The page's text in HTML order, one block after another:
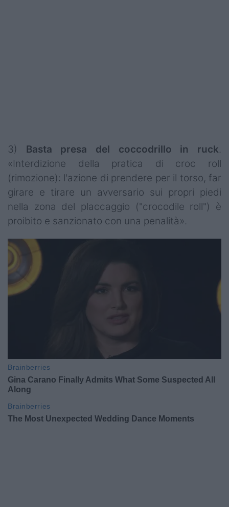
3) Basta presa del coccodrillo in ruck.
«Interdizione della pratica di croc roll
(rimozione): l'azione di prendere per il torso, far
girare e tirare un avversario sui propri piedi
nella zona del placcaggio ("crocodile roll") è
proibito e sanzionato con una penalità».